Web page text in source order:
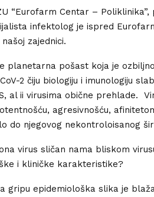
“Eurofarm Centar –
infektolog je ispred
našoj zajednici.
planetarna pošast koja je
2 čiju biologiju i imunologiju
al ii virusima obične prehlade.
agresivnošću,
do njegovog nekontroloisanog
virus sličan nama bliskom
i kliničke karakteristike?
gripu epidemiološka slika je